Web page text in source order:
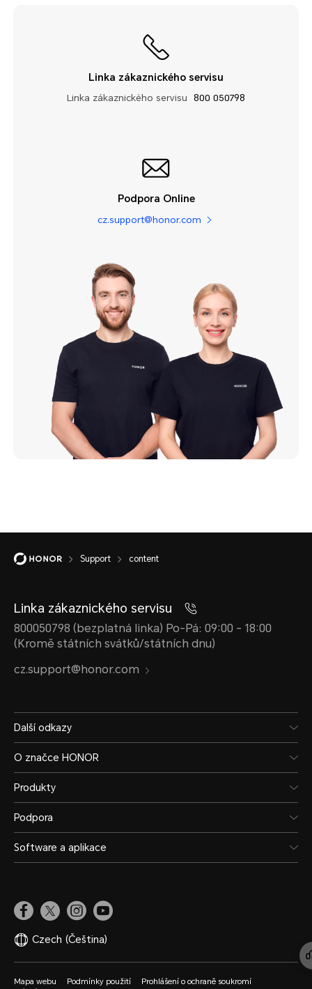
Linka zákaznického servisu
Linka zákaznického servisu 800 050798
Podpora Online
cz.support@honor.com
Support content
Linka zákaznického servisu
800050798 (bezplatná linka) Po-Pá: 09:00 - 18:00
(Kromě státních svátků/státních dnu)
cz.support@honor.com
Další odkazy
O značce HONOR
Produkty
Podpora
Software a aplikace
Czech (Čeština)
Mapa webu Podmínky použití
Prohlášení o ochraně soukromí